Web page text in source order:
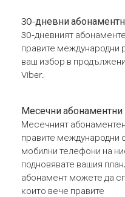
30-дневни
30-дневният
правите международни
ваш избор в
Viber.
Месечни абонаментни
Месечният
правите международни
мобилни телефони на
подновявате вашия
абонамент можете да
които вече правите